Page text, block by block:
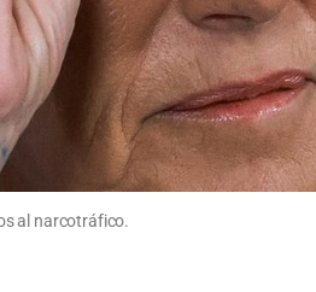
al narcotráfico.